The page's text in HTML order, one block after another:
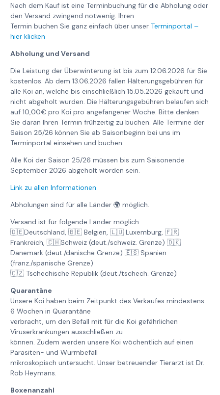
Nach dem Kauf ist eine Terminbuchung für die Abholung oder
den Versand zwingend notwenig. Ihren
Termin buchen Sie ganz einfach über unserTerminportal –
hier klicken
Abholung und Versand
Die Leistung der Überwinterung ist bis zum 12.06.2026 für Sie
kostenlos. Ab dem 13.06.2026 fallen Hälterungsgebühren für
alle Koi an, welche bis einschließlich 15.05.2026 gekauft und
nicht abgeholt wurden. Die Hälterungsgebühren belaufen sich
auf 10,00€ pro Koi pro angefangener Woche. Bitte denken
Sie daran Ihren Termin frühzeitig zu buchen. Alle Termine der
Saison 25/26 können Sie ab Saisonbeginn bei uns im
Terminportal einsehen und buchen.
Alle Koi der Saison 25/26 müssen bis zum Saisonende
September 2026 abgeholt worden sein.
Link zu allen Informationen
Abholungen sind für alle Länder 🌍 möglich.
Versand ist für folgende Länder möglich
🇩🇪Deutschland, 🇧🇪 Belgien, 🇱🇺 Luxemburg, 🇫🇷
Frankreich, 🇨🇭Schweiz (deut./schweiz. Grenze) 🇩🇰
Dänemark (deut./dänische Grenze) 🇪🇸 Spanien
(franz./spanische Grenze)
🇨🇿 Tschechische Republik (deut./tschech. Grenze)
Quarantäne
Unsere Koi haben beim Zeitpunkt des Verkaufes mindestens
6 Wochen in Quarantäne
verbracht, um den Befall mit für die Koi gefährlichen
Viruserkrankungen ausschließen zu
können. Zudem werden unsere Koi wöchentlich auf einen
Parasiten- und Wurmbefall
mikroskopisch untersucht. Unser betreuender Tierarzt ist Dr.
Rob Heymans.
Boxenanzahl